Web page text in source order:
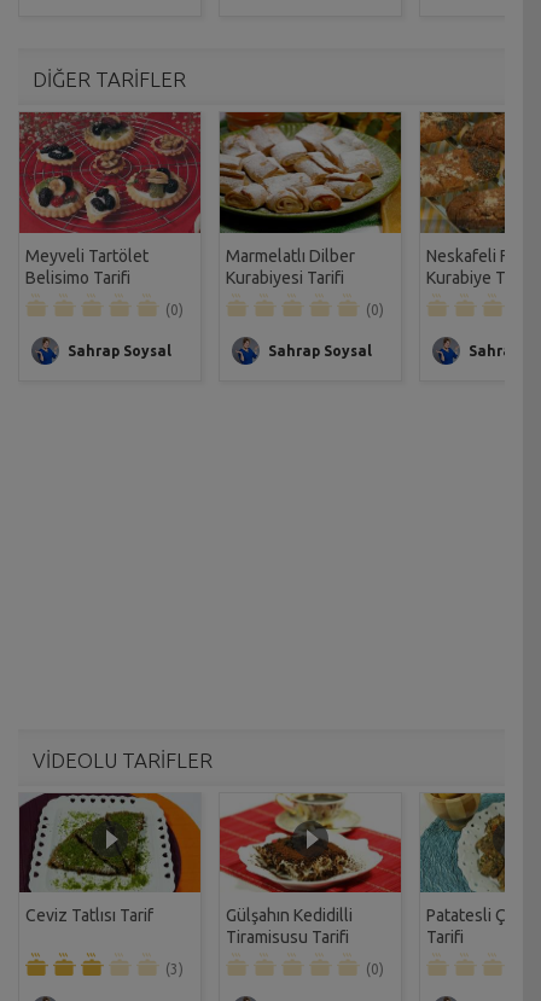
DİĞER TARİFLER
Meyveli Tartölet
Belisimo Tarifi
(0)
Sahrap Soysal
Marmelatlı Dilber
Kurabiyesi Tarifi
(0)
Sahrap Soysal
Neskafeli
Kurabiye Tarifi
Sahrap
VİDEOLU TARİFLER
Ceviz Tatlısı Tarif
(3)
Gülşahın Kedidilli
Tiramisusu Tarifi
(0)
Patatesli Çıtır
Tarifi